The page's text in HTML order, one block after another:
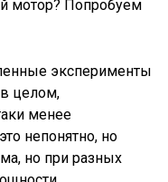
мотор? Попробуем
эксперименты
целом,
менее
непонятно, но
но при разных